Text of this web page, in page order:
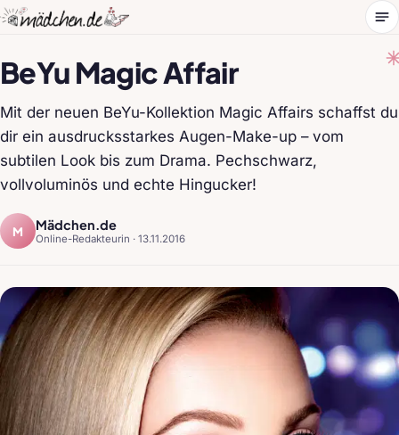
BeYu Magic Affair
Mit der neuen BeYu-Kollektion Magic Affairs schaffst du
dir ein ausdrucksstarkes Augen-Make-up – vom
subtilen Look bis zum Drama. Pechschwarz,
vollvoluminös und echte Hingucker!
M Mädchen.de
Online-Redakteurin · 13.11.2016